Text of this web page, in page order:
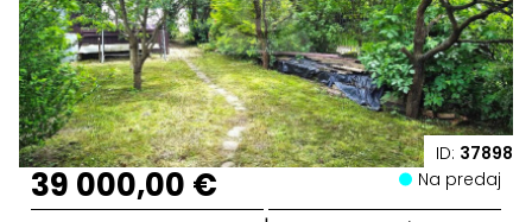
ID: 37898
39 000,00 € Na predaj